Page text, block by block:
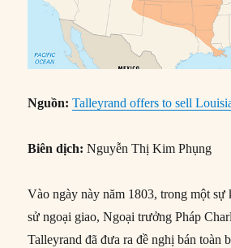
Nguồn: Talleyrand offers to sell
Biên dịch: Nguyễn Thị Kim Phụng
Vào ngày này năm 1803, trong một sự
sử ngoại giao, Ngoại trưởng Pháp
Talleyrand đã đưa ra đề nghị bán toàn